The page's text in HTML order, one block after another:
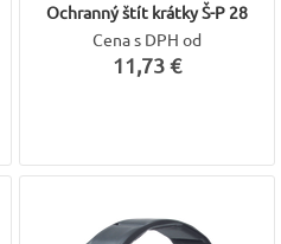
Ochranný štít krátky Š-P 28
Cena s DPH od
11,73 €